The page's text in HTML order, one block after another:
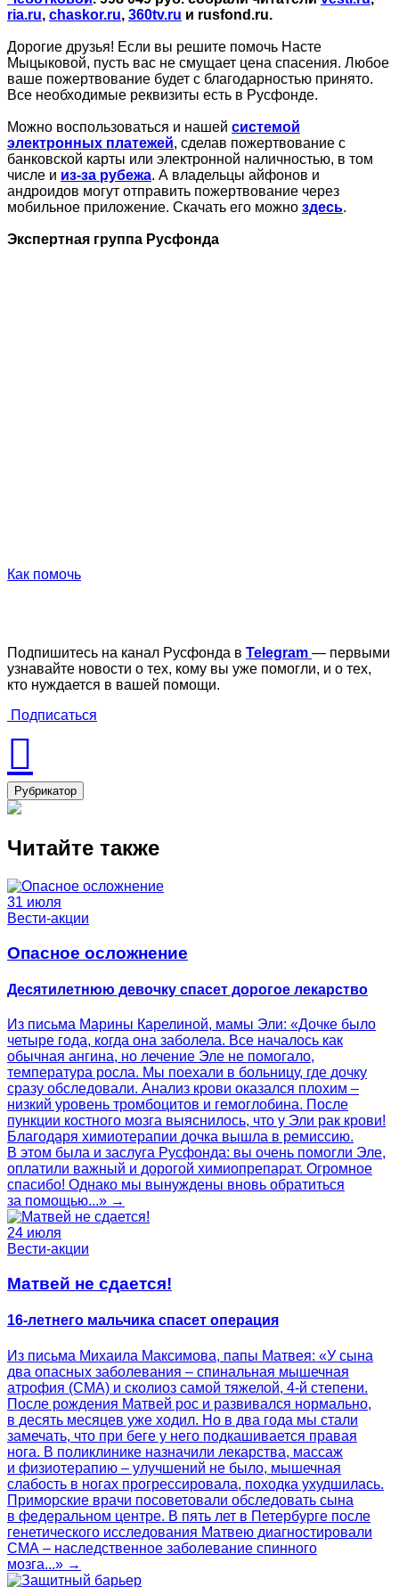
ria.ru, chaskor.ru, 360tv.ru и rusfond.ru.
Дорогие друзья! Если вы решите помочь Насте
Мыцыковой, пусть вас не смущает цена спасения. Любое
ваше пожертвование будет с благодарностью принято.
Все необходимые реквизиты есть в Русфонде.
Можно воспользоваться и нашей системой
электронных платежей, сделав пожертвование с
банковской карты или электронной наличностью, в том
числе и из-за рубежа. А владельцы айфонов и
андроидов могут отправить пожертвование через
мобильное приложение. Скачать его можно здесь.
Экспертная группа Русфонда
Как помочь
Подпишитесь на канал Русфонда в Telegram — первыми
узнавайте новости о тех, кому вы уже помогли, и о тех,
кто нуждается в вашей помощи.
Подписаться
Рубрикатор
Читайте также
31 июля
Вести-акции
Опасное осложнение
Десятилетнюю девочку спасет дорогое лекарство
Из письма Марины Карелиной, мамы Эли: «Дочке было
четыре года, когда она заболела. Все началось как
обычная ангина, но лечение Эле не помогало,
температура росла. Мы поехали в больницу, где дочку
сразу обследовали. Анализ крови оказался плохим –
низкий уровень тромбоцитов и гемоглобина. После
пункции костного мозга выяснилось, что у Эли рак крови!
Благодаря химиотерапии дочка вышла в ремиссию.
В этом была и заслуга Русфонда: вы очень помогли Эле,
оплатили важный и дорогой химиопрепарат. Огромное
спасибо! Однако мы вынуждены вновь обратиться
за помощью...» →
24 июля
Вести-акции
Матвей не сдается!
16-летнего мальчика спасет операция
Из письма Михаила Максимова, папы Матвея: «У сына
два опасных заболевания – спинальная мышечная
атрофия (СМА) и сколиоз самой тяжелой, 4-й степени.
После рождения Матвей рос и развивался нормально,
в десять месяцев уже ходил. Но в два года мы стали
замечать, что при беге у него подкашивается правая
нога. В поликлинике назначили лекарства, массаж
и физиотерапию – улучшений не было, мышечная
слабость в ногах прогрессировала, походка ухудшилась.
Приморские врачи посоветовали обследовать сына
в федеральном центре. В пять лет в Петербурге после
генетического исследования Матвею диагностировали
СМА – наследственное заболевание спинного
мозга...» →